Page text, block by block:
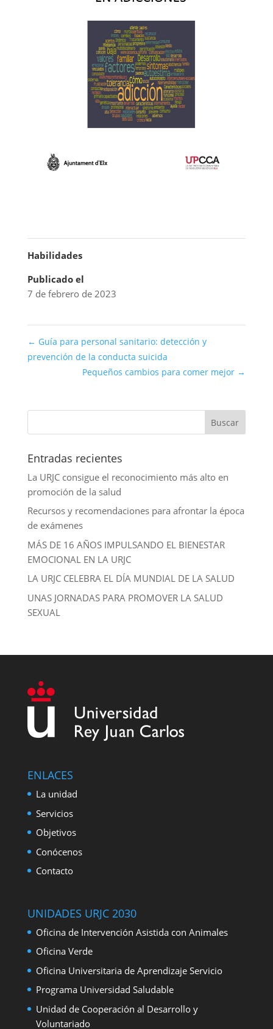
Habilidades
Publicado el
7 de febrero de 2023
← Guía para personal sanitario: detección y
prevención de la conducta suicida
Pequeños cambios para comer mejor →
Entradas recientes
La URJC consigue el reconocimiento más alto en
promoción de la salud
Recursos y recomendaciones para afrontar la época
de exámenes
MÁS DE 16 AÑOS IMPULSANDO EL BIENESTAR
EMOCIONAL EN LA URJC
LA URJC CELEBRA EL DÍA MUNDIAL DE LA SALUD
UNAS JORNADAS PARA PROMOVER LA SALUD
SEXUAL
ENLACES
La unidad
Servicios
Objetivos
Conócenos
Contacto
UNIDADES URJC 2030
Oficina de Intervención Asistida con Animales
Oficina Verde
Oficina Universitaria de Aprendizaje Servicio
Programa Universidad Saludable
Unidad de Cooperación al Desarrollo y
Voluntariado